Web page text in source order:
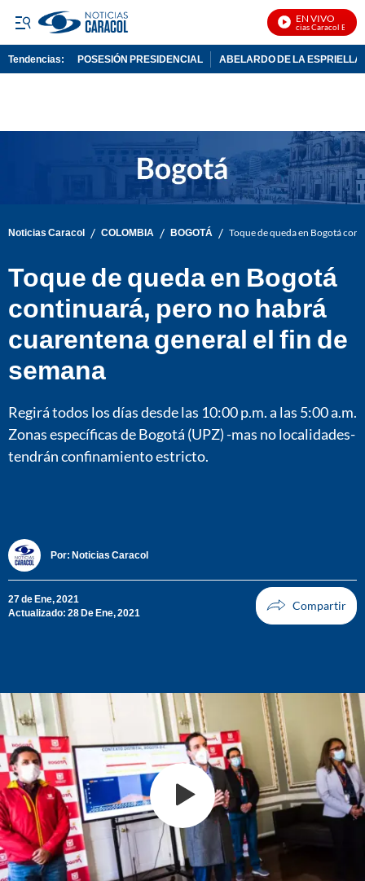
EN VIVO
Noticias Caracol En Vivo
Tendencias: POSESIÓN PRESIDENCIAL ABELARDO DE LA ESPRIELLA
Noticias Caracol / COLOMBIA / BOGOTÁ / Toque de queda en Bogotá
Toque de queda en Bogotá
continuará, pero no habrá
cuarentena general el fin de
semana
Regirá todos los días desde las 10:00 p.m. a las 5:00 a.m.
Zonas específicas de Bogotá (UPZ) -mas no localidades-
tendrán confinamiento estricto.
Por: Noticias Caracol
27 de Ene, 2021
Actualizado: 28 De Ene, 2021